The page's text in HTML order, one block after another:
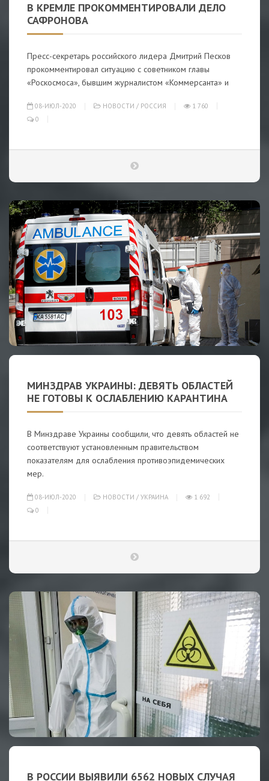
В КРЕМЛЕ ПРОКОММЕНТИРОВАЛИ ДЕЛО
САФРОНОВА
Пресс-секретарь российского лидера Дмитрий Песков
прокомментировал ситуацию с советником главы
«Роскосмоса», бывшим журналистом «Коммерсанта» и
08-ИЮЛ-2020 НОВОСТИ / РОССИЯ
1 760
0
МИНЗДРАВ УКРАИНЫ: ДЕВЯТЬ ОБЛАСТЕЙ
НЕ ГОТОВЫ К ОСЛАБЛЕНИЮ КАРАНТИНА
В Минздраве Украины сообщили, что девять областей не
соответствуют установленным правительством
показателям для ослабления противоэпидемических
мер.
08-ИЮЛ-2020 НОВОСТИ / УКРАИНА
1 692
0
В РОССИИ ВЫЯВИЛИ 6562 НОВЫХ СЛУЧАЯ